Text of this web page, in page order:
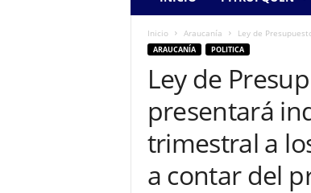
Inicio Araucanía Ley de
ARAUCANÍA POLITICA
Ley de
presentará
trimestral a
a contar del